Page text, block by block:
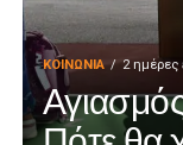
ΚΟΙΝΩΝΊΑ 2 ημέρες